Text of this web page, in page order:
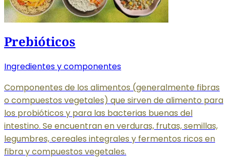
Prebióticos
Ingredientes y componentes
Componentes de los alimentos (generalmente fibras
o compuestos vegetales) que sirven de alimento para
los probióticos y para las bacterias buenas del
intestino. Se encuentran en verduras, frutas, semillas,
legumbres, cereales integrales y fermentos ricos en
fibra y compuestos vegetales.